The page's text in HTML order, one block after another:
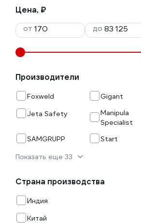
Цена, ₽
от
до
Производители
Foxweld
Gigant
Jeta Safety
Manipula
Specialist
SAMGRUPP
Start
Показать еще 33
Страна производства
Индия
Китай